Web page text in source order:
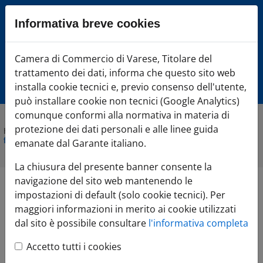
Sezione salto blocchi
Vai alla sezione dedicata alle informazioni correlate
Vai al footer
Camera di Commercio Varese
Home»Comunicazione»Agenda Eventi» Come scegliere la
forma giuridica d'impresa
Come scegliere la
forma giuridica
d'impresa
Informativa breve cookies
Camera di Commercio di Varese, Titolare del
trattamento dei dati, informa che questo sito web
installa cookie tecnici e, previo consenso dell'utente,
può installare cookie non tecnici (Google Analytics)
comunque conformi alla normativa in materia di
protezione dei dati personali e alle linee guida
emanate dal Garante italiano.
La chiusura del presente banner consente la
navigazione del sito web mantenendo le
impostazioni di default (solo cookie tecnici). Per
maggiori informazioni in merito ai cookie utilizzati
dal sito è possibile consultare l'informativa completa
Accetto tutti i cookies